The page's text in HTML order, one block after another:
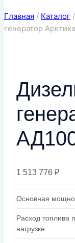
Главная / Каталог /
генератор
1 513 776 ₽
Основная
Расход топлива
нагрузке